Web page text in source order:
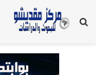
بحث